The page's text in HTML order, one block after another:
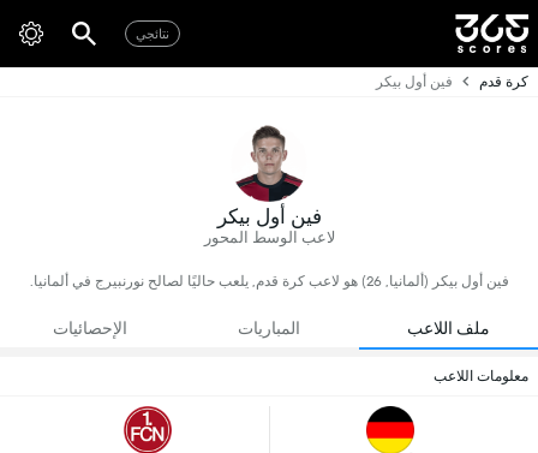
نتائجي
كرة قدم فين أول بيكر
فين أول بيكر
لاعب الوسط المحور
فين أول بيكر (ألمانيا, 26) هو لاعب كرة قدم, يلعب حاليًا لصالح نورنبيرج في ألمانيا.
ملف اللاعب المباريات الإحصائيات
معلومات اللاعب